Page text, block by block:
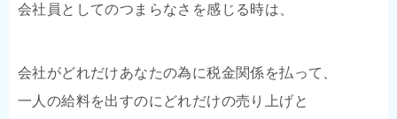
会社員としてのつまらなさを感じる時は、
会社がどれだけあなたの為に税金関係を払って、
一人の給料を出すのにどれだけの売り上げと